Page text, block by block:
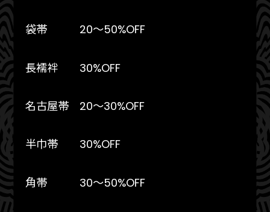
袋帯 20〜50%OFF
長襦袢 30%OFF
名古屋帯 20〜30%OFF
半巾帯 30%OFF
角帯 30〜50%OFF